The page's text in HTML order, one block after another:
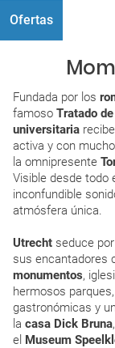
Ofertas
Fundada por los
famoso Tratado
universitaria
activa y con
la omnipresente
Visible desde todo
inconfundible
atmósfera única.
Utrecht seduce
sus encantadores
monumentos,
hermosos
gastronómicas y
la casa Dick Bruna
el Museum